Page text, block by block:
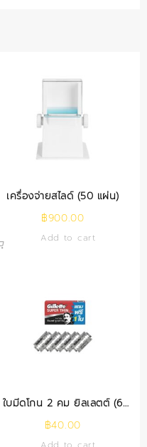
เครื่องจ่ายสไลด์ (50 แผ่น)
฿900.00
Add to cart
ใบมีดโกน 2 คม ยิลเลตต์ (6
แผ่น/กล่อง)
฿40.00